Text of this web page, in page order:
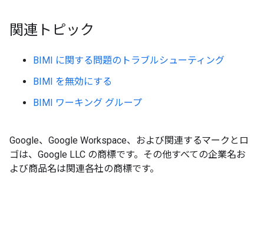
関連トピック
BIMI に関する問題のトラブルシューティング
BIMI を無効にする
BIMI ワーキング グループ
Google、Google Workspace、および関連するマークとロ
ゴは、Google LLC の商標です。 その他すべての企業名お
よび商品名は関連各社の商標です。